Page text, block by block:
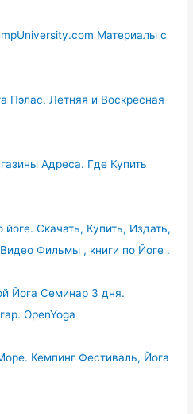
Материалы с
Пэлас. Летняя и Воскресная
Адреса. Где Купить
йоге. Скачать, Купить, Издать,
Фильмы , книги по Йоге .
Йога Семинар 3 дня.
OpenYoga
Кемпинг Фестиваль, Йога